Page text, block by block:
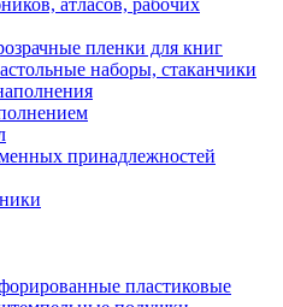
атласов, рабочих
пленки для книг
наборы, стаканчики
принадлежностей
пластиковые